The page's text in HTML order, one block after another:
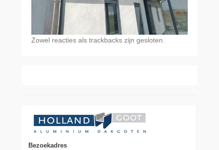
Zowel reacties als trackbacks zijn gesloten.
Bezoekadres